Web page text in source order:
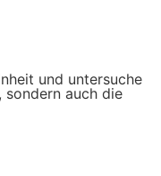
und untersuche
auch die